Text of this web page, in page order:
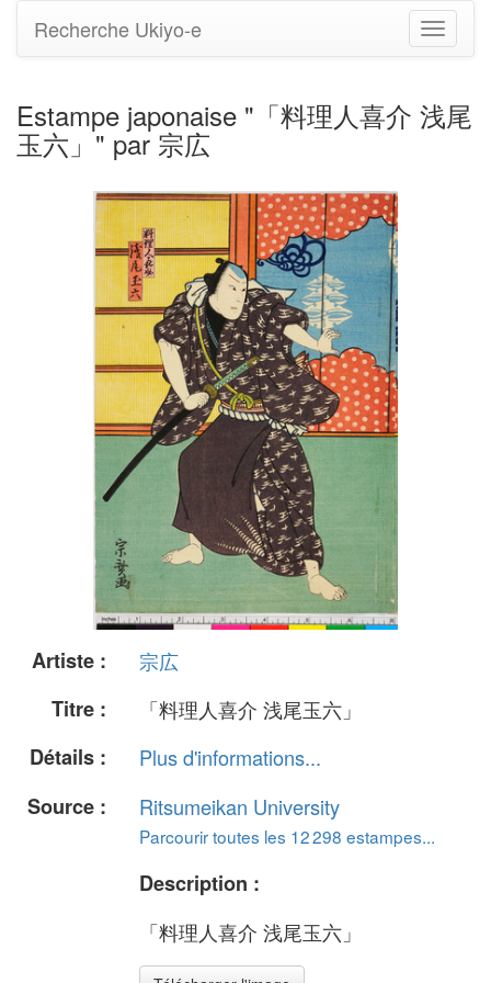
Basculer
la
Recherche Ukiyo-e
Estampe japonaise "「料理人喜介 浅尾
玉六」" par 宗広
Artiste :
宗広
Titre :
「料理人喜介 浅尾玉六」
Détails :
Plus d'informations...
Source :
Ritsumeikan University
Parcourir toutes les 12 298 estampes...
Description :
「料理人喜介 浅尾玉六」